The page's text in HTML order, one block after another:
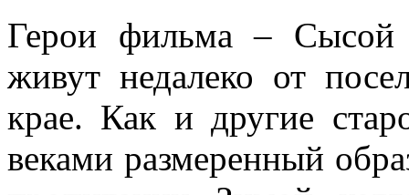
Герои фильма –
живут недалеко от
крае. Как и другие
веками размеренный